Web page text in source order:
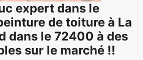
expert dans le
de toiture à La
dans le 72400 à des
sur le marché !!